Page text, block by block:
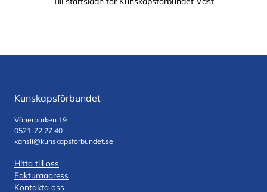
Kunskapsförbundet
Vänerparken 19
0521-72 27 40
kansli@kunskapsforbundet.se
Hitta till oss
Fakturaadress
Kontakta oss